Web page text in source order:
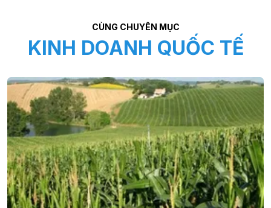
CÙNG CHUYÊN MỤC
KINH DOANH QUỐC TẾ